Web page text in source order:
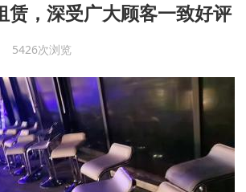
赁，深受广大顾客一致好评
5426次浏览